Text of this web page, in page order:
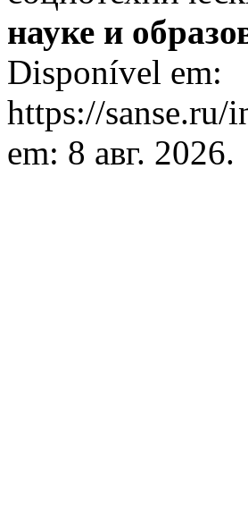
науке и
Disponível em:
https://sanse.ru/
em: 8 авг. 2026.